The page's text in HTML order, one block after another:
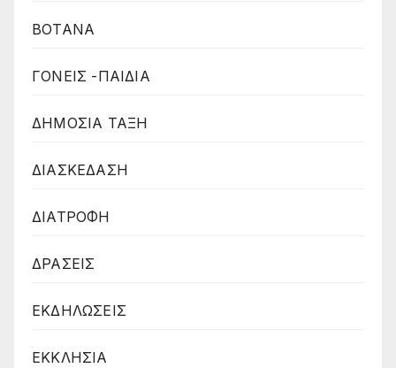
ΒΟΤΑΝΑ
ΓΟΝΕΙΣ -ΠΑΙΔΙΑ
ΔΗΜΟΣΙΑ ΤΑΞΗ
ΔΙΑΣΚΕΔΑΣΗ
ΔΙΑΤΡΟΦΗ
ΔΡΑΣΕΙΣ
ΕΚΔΗΛΩΣΕΙΣ
ΕΚΚΛΗΣΙΑ